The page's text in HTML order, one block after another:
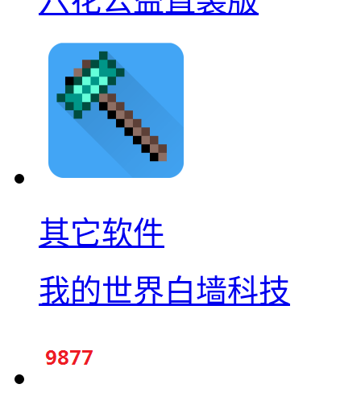
其它软件
我的世界白墙科技